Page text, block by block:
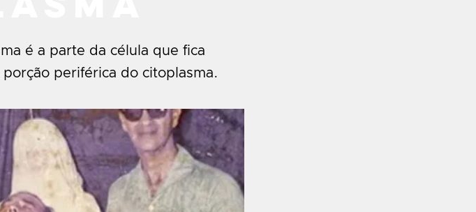
é a parte da célula que fica
periférica do citoplasma.